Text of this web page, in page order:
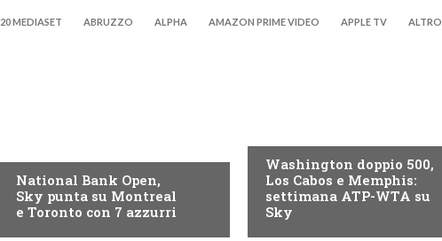
20 MEDIASET ABRUZZO ALPHA AMAZON PRIME VIDEO APPLE TV ALTRO
National Bank Open,
Sky punta su Montreal
e Toronto con 7 azzurri
Washington doppio 500,
Los Cabos e Memphis:
settimana ATP-WTA su
Sky